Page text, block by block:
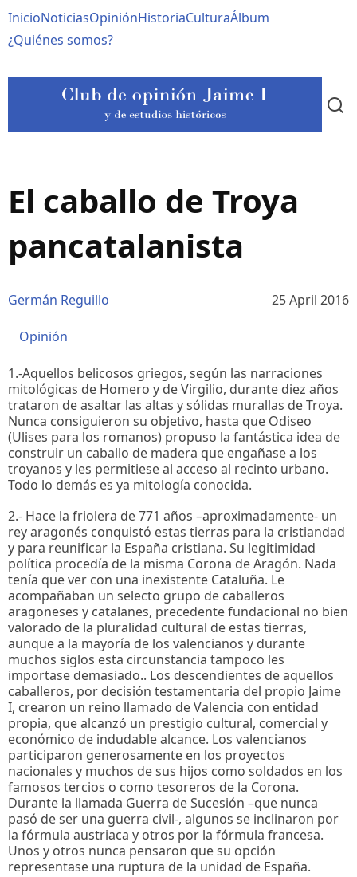
al
contenido
Navegación
principal
InicioNoticiasOpiniónHistoriaCulturaÁlbum
¿Quiénes somos?
El caballo de Troya
pancatalanista
Germán Reguillo 25 April 2016
Opinión
1.-Aquellos belicosos griegos, según las narraciones
mitológicas de Homero y de Virgilio, durante diez años
trataron de asaltar las altas y sólidas murallas de Troya.
Nunca consiguieron su objetivo, hasta que Odiseo
(Ulises para los romanos) propuso la fantástica idea de
construir un caballo de madera que engañase a los
troyanos y les permitiese al acceso al recinto urbano.
Todo lo demás es ya mitología conocida.
2.- Hace la friolera de 771 años –aproximadamente- un
rey aragonés conquistó estas tierras para la cristiandad
y para reunificar la España cristiana. Su legitimidad
política procedía de la misma Corona de Aragón. Nada
tenía que ver con una inexistente Cataluña. Le
acompañaban un selecto grupo de caballeros
aragoneses y catalanes, precedente fundacional no bien
valorado de la pluralidad cultural de estas tierras,
aunque a la mayoría de los valencianos y durante
muchos siglos esta circunstancia tampoco les
importase demasiado.. Los descendientes de aquellos
caballeros, por decisión testamentaria del propio Jaime
I, crearon un reino llamado de Valencia con entidad
propia, que alcanzó un prestigio cultural, comercial y
económico de indudable alcance. Los valencianos
participaron generosamente en los proyectos
nacionales y muchos de sus hijos como soldados en los
famosos tercios o como tesoreros de la Corona.
Durante la llamada Guerra de Sucesión –que nunca
pasó de ser una guerra civil-, algunos se inclinaron por
la fórmula austriaca y otros por la fórmula francesa.
Unos y otros nunca pensaron que su opción
representase una ruptura de la unidad de España.